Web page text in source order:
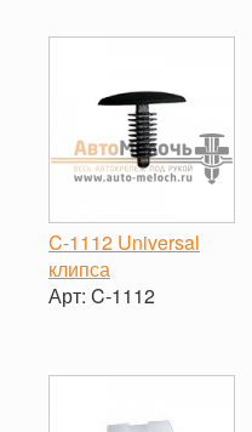
-
+
C-1112 Universal
клипса
Арт: C-1112